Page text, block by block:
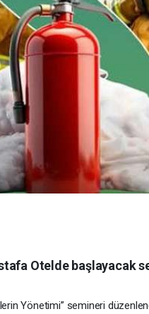
Otelde başlayacak
Yönetimi” semineri